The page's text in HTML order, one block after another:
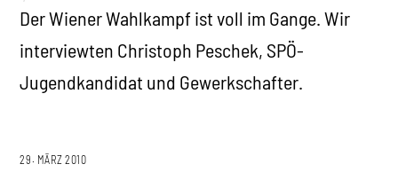
Der Wiener Wahlkampf ist voll im Gange. Wir
interviewten Christoph Peschek, SPÖ-
Jugendkandidat und Gewerkschafter.
29. MÄRZ 2010